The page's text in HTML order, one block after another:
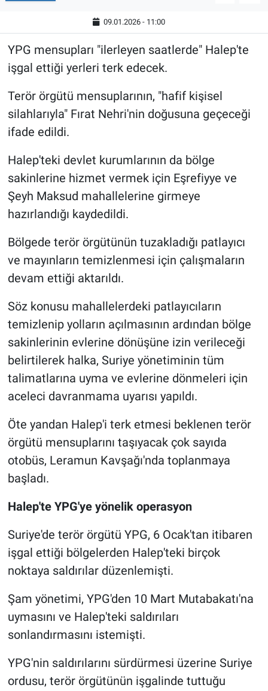
09.01.2026 - 11:00
YPG mensupları "ilerleyen saatlerde" Halep'te
işgal ettiği yerleri terk edecek.
Terör örgütü mensuplarının, "hafif kişisel
silahlarıyla" Fırat Nehri'nin doğusuna geçeceği
ifade edildi.
Halep'teki devlet kurumlarının da bölge
sakinlerine hizmet vermek için Eşrefiyye ve
Şeyh Maksud mahallelerine girmeye
hazırlandığı kaydedildi.
Bölgede terör örgütünün tuzakladığı patlayıcı
ve mayınların temizlenmesi için çalışmaların
devam ettiği aktarıldı.
Söz konusu mahallelerdeki patlayıcıların
temizlenip yolların açılmasının ardından bölge
sakinlerinin evlerine dönüşüne izin verileceği
belirtilerek halka, Suriye yönetiminin tüm
talimatlarına uyma ve evlerine dönmeleri için
aceleci davranmama uyarısı yapıldı.
Öte yandan Halep'i terk etmesi beklenen terör
örgütü mensuplarını taşıyacak çok sayıda
otobüs, Leramun Kavşağı'nda toplanmaya
başladı.
Halep'te YPG'ye yönelik operasyon
Suriye'de terör örgütü YPG, 6 Ocak'tan itibaren
işgal ettiği bölgelerden Halep'teki birçok
noktaya saldırılar düzenlemişti.
Şam yönetimi, YPG'den 10 Mart Mutabakatı'na
uymasını ve Halep'teki saldırıları
sonlandırmasını istemişti.
YPG'nin saldırılarını sürdürmesi üzerine Suriye
ordusu, terör örgütünün işgalinde tuttuğu